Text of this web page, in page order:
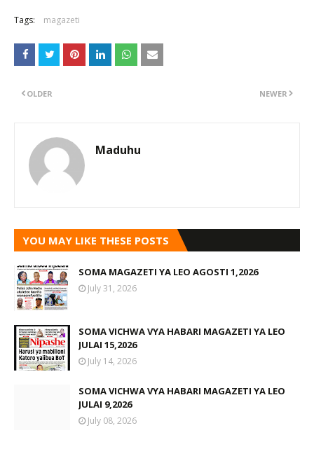
Tags: magazeti
NEWER
OLDER
Maduhu
YOU MAY LIKE THESE POSTS
SOMA MAGAZETI YA LEO AGOSTI 1,2026
July 31, 2026
SOMA VICHWA VYA HABARI MAGAZETI YA LEO
JULAI 15,2026
July 14, 2026
SOMA VICHWA VYA HABARI MAGAZETI YA LEO
JULAI 9,2026
July 08, 2026